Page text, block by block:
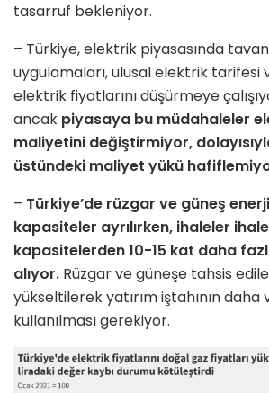
tasarruf bekleniyor.
– Türkiye, elektrik piyasasında
uygulamaları, ulusal elektrik tarifesi
elektrik fiyatlarını düşürmeye
ancak piyasaya bu müdahaleler
maliyetini değiştirmiyor,
üstündeki maliyet yükü
– Türkiye’de rüzgar ve güneş
kapasiteler ayrılırken, ihaleler
kapasitelerden 10-15 kat daha
alıyor. Rüzgar ve güneşe tahsis
yükseltilerek yatırım iştahının daha
kullanılması gerekiyor.